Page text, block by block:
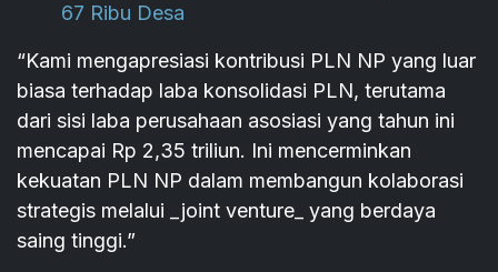
67 Ribu Desa
“Kami mengapresiasi kontribusi PLN NP yang luar
biasa terhadap laba konsolidasi PLN, terutama
dari sisi laba perusahaan asosiasi yang tahun ini
mencapai Rp 2,35 triliun. Ini mencerminkan
kekuatan PLN NP dalam membangun kolaborasi
strategis melalui _joint venture_ yang berdaya
saing tinggi.”